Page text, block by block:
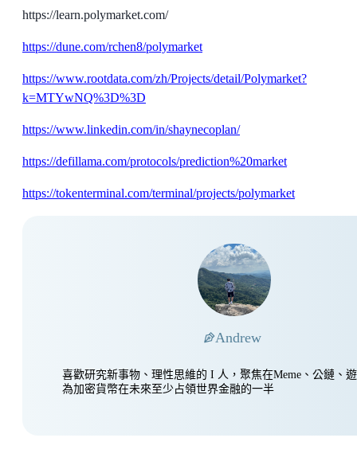
https://learn.polymarket.com/
https://dune.com/rchen8/polymarket
https://www.rootdata.com/zh/Projects/detail/Polymarket?
k=MTYwNQ%3D%3D
https://www.linkedin.com/in/shaynecoplan/
https://defillama.com/protocols/prediction%20market
https://tokenterminal.com/terminal/projects/polymarket
Andrew
喜歡研究新事物、理性思維的 I 人，聚焦在Meme、公鏈、
為加密貨幣在未來至少占領世界金融的一半